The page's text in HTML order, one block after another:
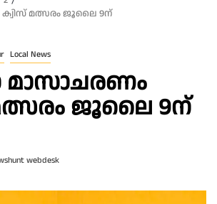
ക്വിസ് മത്സരം ജൂലൈ 9ന്
Local News
മാസാചരണം
ജൂലൈ 9ന്
webdesk